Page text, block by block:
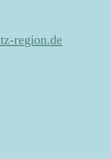
region.de